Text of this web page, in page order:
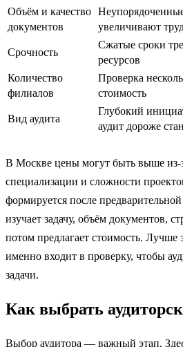
Объём и качество
документов
увеличивают
Срочность
Сжатые сроки
ресурсов
Количество
филиалов
Проверка
стоимость
Вид аудита
Глубокий
аудит дороже
В Москве цены могут быть выше из-
специализации и сложности
формируется после
изучает задачу, объём документов,
потом предлагает стоимость. Лучше
именно входит в проверку, чтобы
задачи.
Как выбрать
Выбор аудитора — важный этап.